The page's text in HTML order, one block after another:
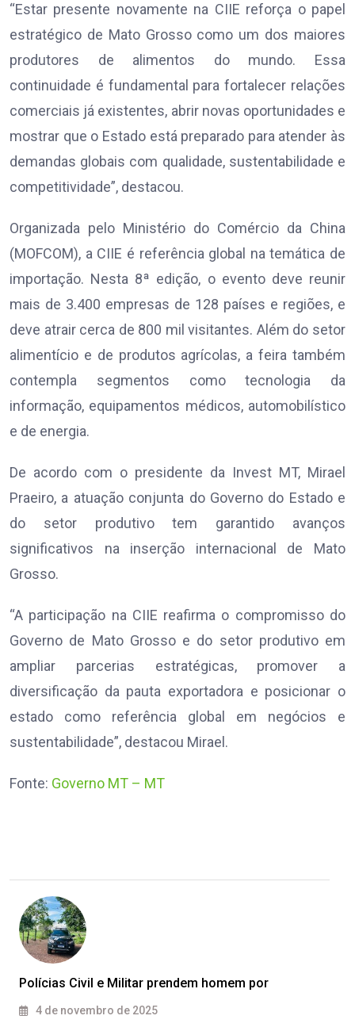
“Estar presente novamente na CIIE reforça o papel
estratégico de Mato Grosso como um dos maiores
produtores de alimentos do mundo. Essa
continuidade é fundamental para fortalecer relações
comerciais já existentes, abrir novas oportunidades e
mostrar que o Estado está preparado para atender às
demandas globais com qualidade, sustentabilidade e
competitividade”, destacou.
Organizada pelo Ministério do Comércio da China
(MOFCOM), a CIIE é referência global na temática de
importação. Nesta 8ª edição, o evento deve reunir
mais de 3.400 empresas de 128 países e regiões, e
deve atrair cerca de 800 mil visitantes. Além do setor
alimentício e de produtos agrícolas, a feira também
contempla segmentos como tecnologia da
informação, equipamentos médicos, automobilístico
e de energia.
De acordo com o presidente da Invest MT, Mirael
Praeiro, a atuação conjunta do Governo do Estado e
do setor produtivo tem garantido avanços
significativos na inserção internacional de Mato
Grosso.
“A participação na CIIE reafirma o compromisso do
Governo de Mato Grosso e do setor produtivo em
ampliar parcerias estratégicas, promover a
diversificação da pauta exportadora e posicionar o
estado como referência global em negócios e
sustentabilidade”, destacou Mirael.
Fonte: Governo MT – MT
Polícias Civil e Militar prendem homem por
4 de novembro de 2025